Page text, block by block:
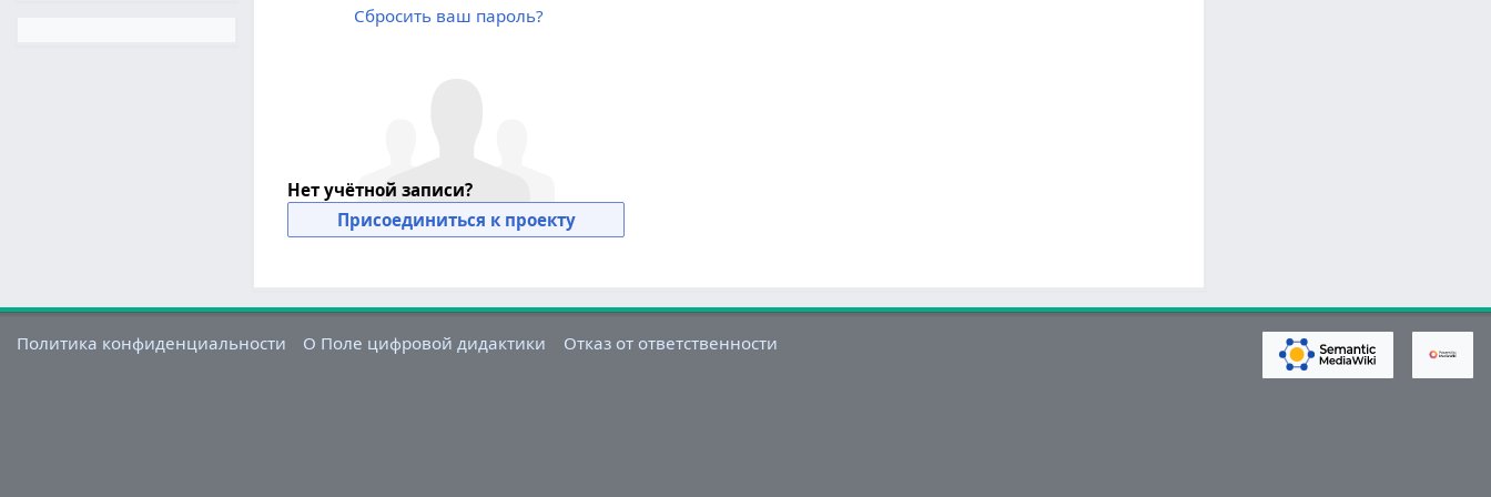
Сбросить ваш пароль?
Нет учётной записи?
Присоединиться к проекту
Политика конфиденциальности О Поле цифровой дидактики Отказ от ответственности